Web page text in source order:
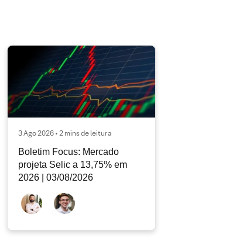
3 Ago 2026 • 2 mins de leitura
Boletim Focus: Mercado
projeta Selic a 13,75% em
2026 | 03/08/2026